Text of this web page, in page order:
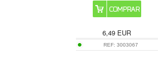
6,49 EUR
REF: 3003067